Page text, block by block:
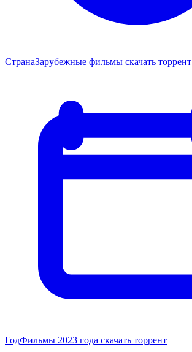
СтранаЗарубежные фильмы скачать торрент
ГодФильмы 2023 года скачать торрент